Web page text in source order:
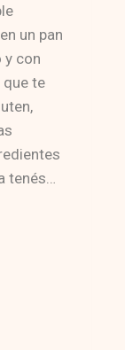
un pan
y con
te
tenés…